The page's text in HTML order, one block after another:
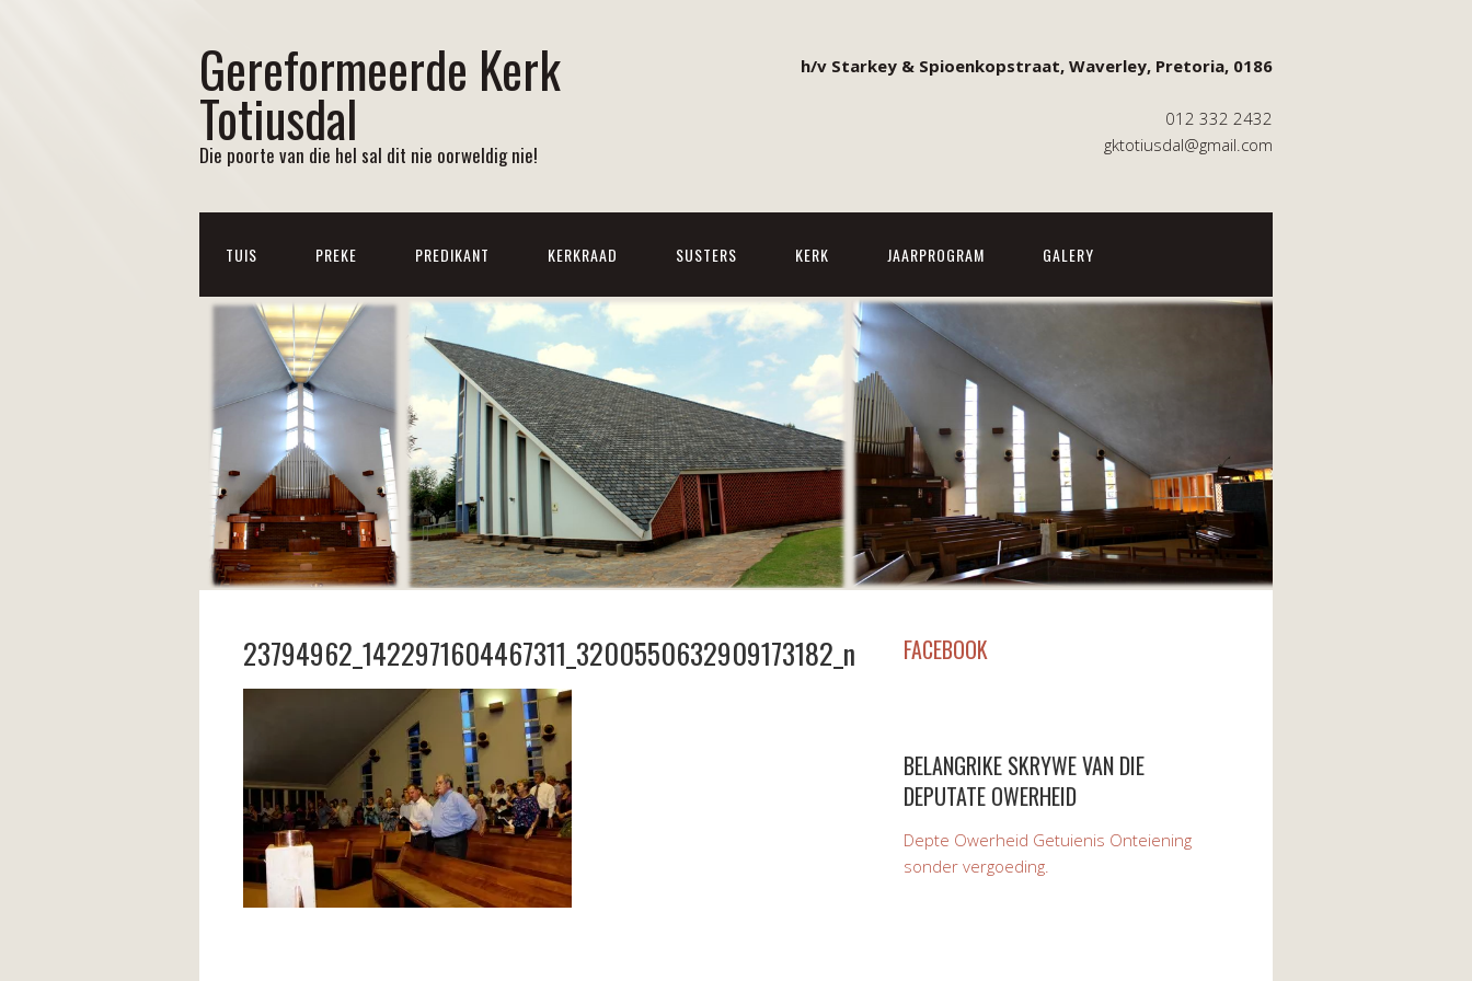
Gereformeerde Kerk
Totiusdal
Die poorte van die hel sal dit nie oorweldig nie!
h/v Starkey & Spioenkopstraat, Waverley, Pretoria, 0186
012 332 2432
gktotiusdal@gmail.com
TUIS PREKE PREDIKANT KERKRAAD SUSTERS KERK JAARPROGRAM GALERY
23794962_1422971604467311_3200550632909173182_n FACEBOOK
BELANGRIKE SKRYWE VAN DIE
DEPUTATE OWERHEID
Depte Owerheid Getuienis Onteiening
sonder vergoeding.